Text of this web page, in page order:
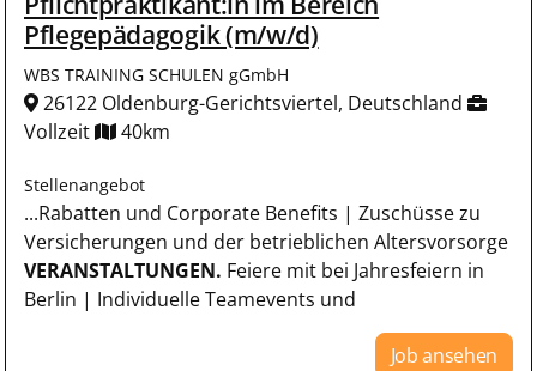
Pflegepädagogik (m/w/d)
WBS TRAINING SCHULEN gGmbH
26122 Oldenburg-Gerichtsviertel, Deutschland
Vollzeit
40km
Stellenangebot
...Rabatten und Corporate Benefits | Zuschüsse zu
Versicherungen und der betrieblichen Altersvorsorge​
VERANSTALTUNGEN. Feiere mit bei Jahresfeiern in
Berlin | Individuelle Teamevents und
Job ansehen